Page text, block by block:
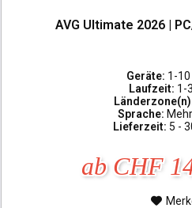
AVG Ultimate 2026 |
Geräte: 1-
Laufzeit: 1-
Sprache:
Lieferzeit: 5 -
ab CHF